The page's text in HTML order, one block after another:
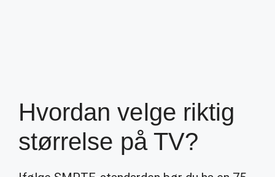
Hvordan velge riktig
størrelse på TV?